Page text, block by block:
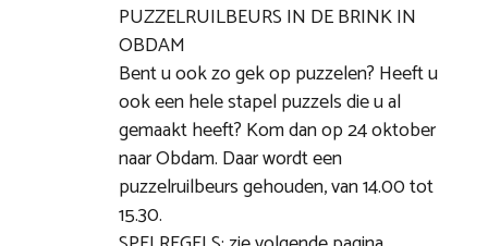
PUZZELRUILBEURS IN DE BRINK IN
OBDAM
Bent u ook zo gek op puzzelen? Heeft u
ook een hele stapel puzzels die u al
gemaakt heeft? Kom dan op 24 oktober
naar Obdam. Daar wordt een
puzzelruilbeurs gehouden, van 14.00 tot
15.30.